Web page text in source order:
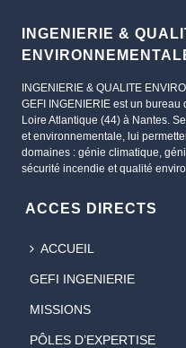
INGENIERIE &
INGENIERIE & QUALITE
GEFI INGENIERIE est un
Loire Atlantique (44) à Nantes.
et environnementale, lui
domaines : génie climatique,
sécurité incendie et qualité
ACCES DIRECTS
ACCUEIL
GEFI INGENIERIE
MISSIONS
PÔLES D’EXPERTISE